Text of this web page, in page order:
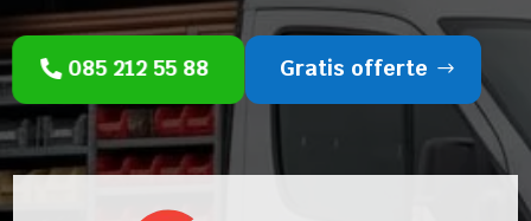
085 212 55 88 Gratis offerte